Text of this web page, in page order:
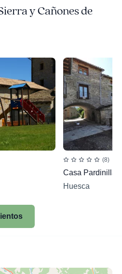
y Cañones de
(8)
Casa Pardinilla
Huesca